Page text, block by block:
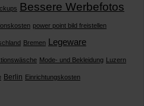
Bessere Werbefotos
power point bild freistellen
Bremen Legeware
Mode- und Bekleidung Luzern
Berlin Einrichtungskosten